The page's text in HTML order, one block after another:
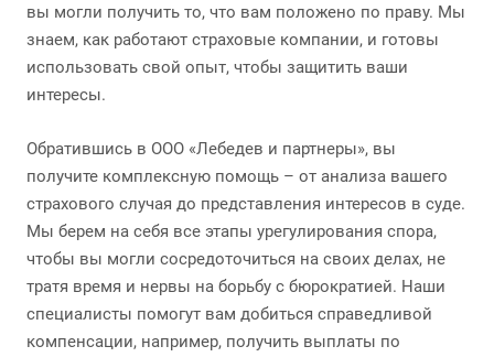
вы могли получить то, что вам положено по праву. Мы
знаем, как работают страховые компании, и готовы
использовать свой опыт, чтобы защитить ваши
интересы.
Обратившись в ООО «Лебедев и партнеры», вы
получите комплексную помощь – от анализа вашего
страхового случая до представления интересов в суде.
Мы берем на себя все этапы урегулирования спора,
чтобы вы могли сосредоточиться на своих делах, не
тратя время и нервы на борьбу с бюрократией. Наши
специалисты помогут вам добиться справедливой
компенсации, например, получить выплаты по